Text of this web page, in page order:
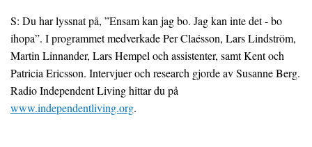
S: Du har lyssnat på, ”Ensam kan jag bo. Jag kan inte det - bo
ihopa”. I programmet medverkade Per Claésson, Lars Lindström,
Martin Linnander, Lars Hempel och assistenter, samt Kent och
Patricia Ericsson. Intervjuer och research gjorde av Susanne Berg.
Radio Independent Living hittar du på
www.independentliving.org.